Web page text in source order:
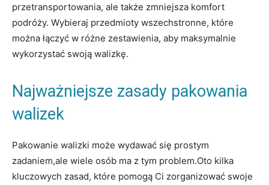
przetransportowania, ale⁢ także zmniejsza komfort
podróży. Wybieraj przedmioty ⁤wszechstronne, które⁣
można⁢ łączyć⁤ w ‍różne zestawienia,⁤ aby maksymalnie
wykorzystać swoją walizkę.
Najważniejsze zasady pakowania⁣
walizek
Pakowanie⁣ walizki może ​wydawać się prostym⁣
zadaniem,ale ⁢wiele ⁤osób ‍ma z​ tym ⁣problem.Oto ‌kilka
kluczowych zasad, ⁣które pomogą Ci ⁢zorganizować swoje